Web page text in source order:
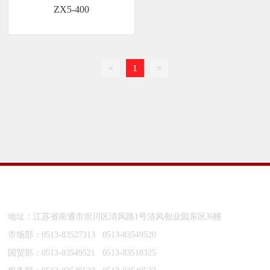
ZX5-400
< 1 >
地址：江苏省南通市崇川区清风路1号清风创业园东区J6幢
市场部： 0513-83527313
0513-83549520
国贸部： 0513-83549521
0513-83518325